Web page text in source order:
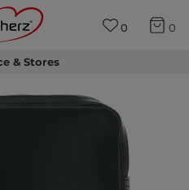
& Stores
0 0